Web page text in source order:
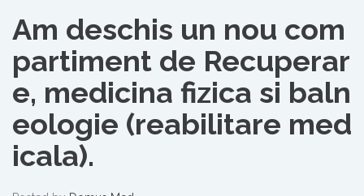
Am deschis un nou com
partiment de Recuperar
e, medicina fizica si baln
eologie (reabilitare med
icala).